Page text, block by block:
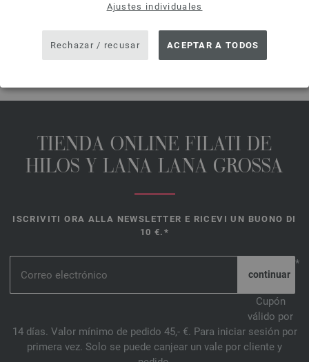
Ajustes individuales
Rechazar / recusar ACEPTAR A TODOS
COMPARTIR ESTA PÁGINA
TIENDA ONLINE FILATI DE
HILOS Y LANA LANA GROSSA
ISCRIVITI ORA ALLA NEWSLETTER E RICEVI UN BUONO DI
10 €.*
*
Cupón
válido por
14 días. Valor mínimo de pedido 45,- €. Para iniciar sesión por
primera vez. Solo se puede canjear un vale por cliente y